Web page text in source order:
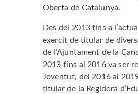
Oberta de Catalunya.
Des del 2013 fins a
exercit de titular de
de l’Ajuntament de la
2013 fins al 2016 va ser
Joventut, del 2016 al
titular de la Regidora